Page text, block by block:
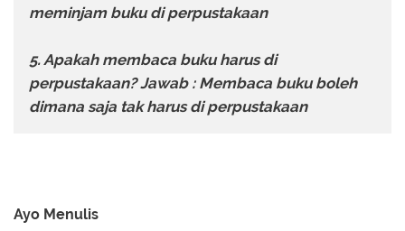
meminjam buku di perpustakaan
5. Apakah membaca buku harus di
perpustakaan? Jawab : Membaca buku boleh
dimana saja tak harus di perpustakaan
Ayo Menulis